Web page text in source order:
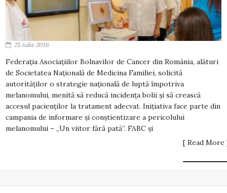
25 iulie 2016
Federația Asociațiilor Bolnavilor de Cancer din România, alături
de Societatea Națională de Medicina Familiei, solicită
autorităților o strategie națională de luptă împotriva
melanomului, menită să reducă incidența bolii și să crească
accesul pacienților la tratament adecvat. Inițiativa face parte din
campania de informare și conștientizare a pericolului
melanomului – „Un viitor fără pată”. FABC și
[ Read More